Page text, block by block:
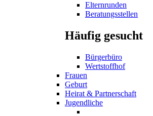
Elternrunden
Beratungsstellen
Häufig gesucht
Bürgerbüro
Wertstoffhof
Frauen
Geburt
Heirat & Partnerschaft
Jugendliche